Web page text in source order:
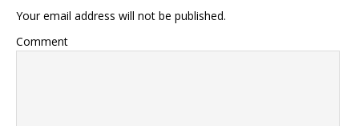
Your email address will not be published.
Comment